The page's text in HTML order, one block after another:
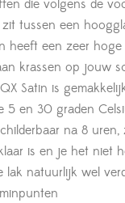
die volgens de
tussen een
heeft een zeer
krassen op jouw
Satin is
5 en 30 graden
na 8
is en je het niet
lak natuurlijk wel